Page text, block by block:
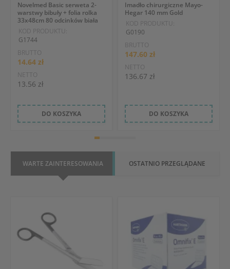
Novelmed Basic serweta 2-
warstwy bibuły + folia rolka
33x48cm 80 odcinków biała
KOD PRODUKTU:
G1744
BRUTTO
14.64 zł
NETTO
13.56 zł
DO KOSZYKA
Imadło chirurgiczne Mayo-
Hegar 140 mm Gold
KOD PRODUKTU:
G0190
BRUTTO
147.60 zł
NETTO
136.67 zł
DO KOSZYKA
WARTE ZAINTERESOWANIA OSTATNIO PRZEGLĄDANE